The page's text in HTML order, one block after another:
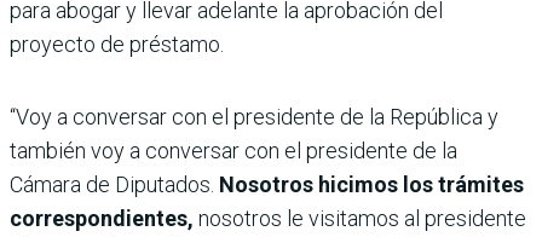
para abogar y llevar adelante la aprobación del
proyecto de préstamo.
“Voy a conversar con el presidente de la República y
también voy a conversar con el presidente de la
Cámara de Diputados. Nosotros hicimos los trámites
correspondientes, nosotros le visitamos al presidente